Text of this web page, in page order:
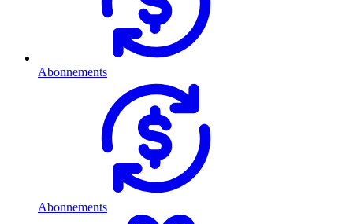
Abonnements
Abonnements